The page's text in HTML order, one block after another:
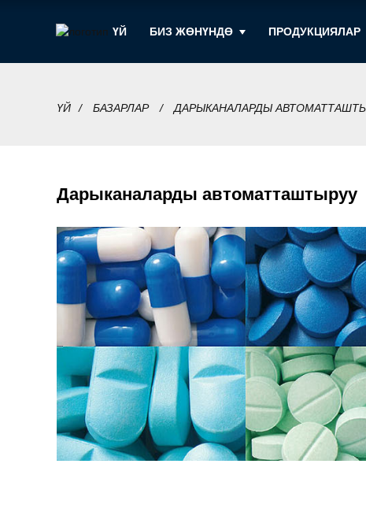
ҮЙ БИЗ ЖӨНҮНДӨ ПРОДУКЦИЯЛАР
ҮЙ БАЗАРЛАР ДАРЫКАНАЛАРДЫ
Дарыканаларды автоматташтыруу